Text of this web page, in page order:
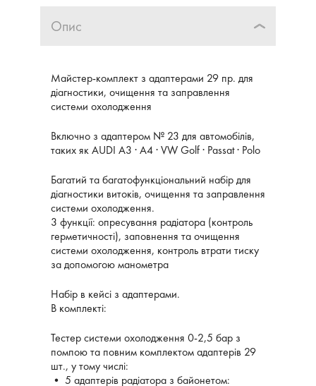
Опис
Майстер-комплект з адаптерами 29 пр. для
діагностики, очищення та заправлення
системи охолодження
Включно з адаптером № 23 для автомобілів,
таких як AUDI A3 ∙ A4 ∙ VW Golf ∙ Passat ∙ Polo
Багатий та багатофункціональний набір для
діагностики витоків, очищення та заправлення
системи охолодження.
3 функції: опресування радіатора (контроль
герметичності), заповнення та очищення
системи охолодження, контроль втрати тиску
за допомогою манометра
Набір в кейсі з адаптерами.
В комплекті:
Тестер системи охолодження 0-2,5 бар з
помпою та повним комплектом адаптерів 29
шт., у тому числі:
• 5 адаптерів радіатора з байонетом: